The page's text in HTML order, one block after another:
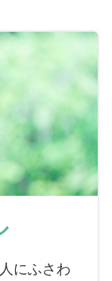
にふさわ